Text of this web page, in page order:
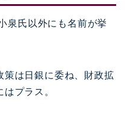
泉氏以外にも名前が挙
策は日銀に委ね、財政拡
プラス。